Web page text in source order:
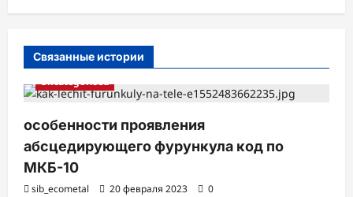
и
Связанные истории
Uncategorised
особенности проявления
абсцедирующего фурункула код по
МКБ-10
sib_ecometal 20 февраля 2023
0